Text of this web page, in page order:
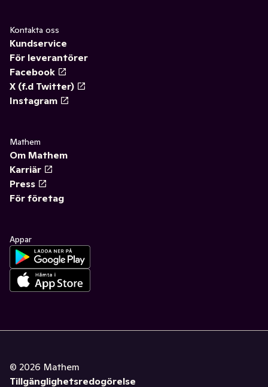
Kontakta oss
Kundservice
För leverantörer
Facebook
X (f.d Twitter)
Instagram
Mathem
Om Mathem
Karriär
Press
För företag
Appar
© 2026 Mathem
Tillgänglighetsredogörelse